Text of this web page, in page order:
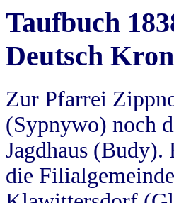
Taufbuch
Deutsch
Zur Pfarrei
(Sypnywo) noch
Jagdhaus (Budy).
die